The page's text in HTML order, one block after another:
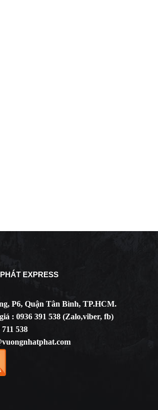
EXPRESS
P6, Quận Tân Bình, TP.HCM.
: 0936 391 538 (Zalo,viber, fb)
538